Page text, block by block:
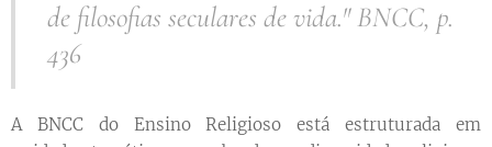
de filosofias seculares de vida." BNCC, p.
436
A BNCC do Ensino Religioso está estruturada em